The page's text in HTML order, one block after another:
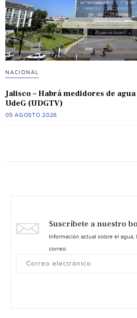
NACIONAL
Jalisco – Habrá medidores de
UdeG (UDGTV)
05 AGOSTO 2026
Suscríbete a nuestro
Información actual sobre el agua,
correo.